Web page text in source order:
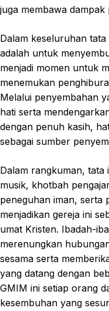
juga membawa
Dalam keseluruhan
adalah untuk
menjadi momen untuk
menemukan
Melalui penyembahan
hati serta
dengan penuh kasih,
sebagai sumber
Dalam rangkuman, tata
musik, khotbah
peneguhan iman, serta
menjadikan gereja ini
umat Kristen. Ibadah-
merenungkan
sesama serta
yang datang dengan
GMIM ini setiap orang
kesembuhan yang